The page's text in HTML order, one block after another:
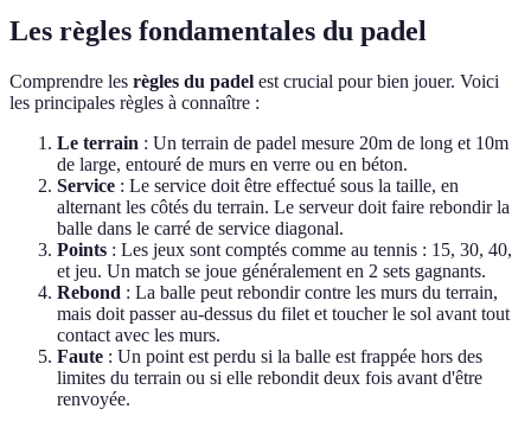
Les règles fondamentales du padel
Comprendre les règles du padel est crucial pour bien jouer. Voici
les principales règles à connaître :
Le terrain : Un terrain de padel mesure 20m de long et 10m
de large, entouré de murs en verre ou en béton.
Service : Le service doit être effectué sous la taille, en
alternant les côtés du terrain. Le serveur doit faire rebondir la
balle dans le carré de service diagonal.
Points : Les jeux sont comptés comme au tennis : 15, 30, 40,
et jeu. Un match se joue généralement en 2 sets gagnants.
Rebond : La balle peut rebondir contre les murs du terrain,
mais doit passer au-dessus du filet et toucher le sol avant tout
contact avec les murs.
Faute : Un point est perdu si la balle est frappée hors des
limites du terrain ou si elle rebondit deux fois avant d'être
renvoyée.